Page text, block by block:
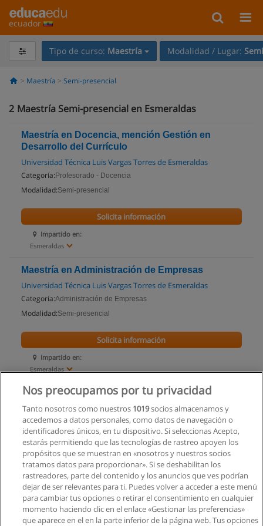
ecuador
Tipo de curso: Maestría Modalidad / Lugar:
Maestría Semi-presencial
2 Maestría Semi-presencial en Esmeraldas
Maestría en Docencia, mención Gestión en
Desarrollo del Currículo
Universidad Técnica Luis Vargas Torres de Esmeraldas
Categoría: Profesorado - Docencia
Modalidad:Semi-presencial
Impartido en:
Esmeraldas
Solicita información
Maestría en Administración de Empresas
Universidad Técnica Luis Vargas Torres de Esmeraldas
Categoría:Administración de Empresas
Modalidad:Semi-presencial
Impartido en:
Esmeraldas
Solicita información
Nos preocupamos por tu privacidad
Tanto nosotros como nuestros 1019socios almacenamos y
accedemos a datos personales, como datos de navegación o
identificadores únicos, en tu dispositivo. Si seleccionas Acepto,
estarás permitiendo que las tecnologías de rastreo apoyen los
propósitos que se muestran en «nosotros y nuestros socios
tratamos datos para proporcionar». Si se deshabilitan los
rastreadores, parte del contenido y los anuncios que ves podrían
dejar de ser relevantes para ti. Puedes volver a acceder a este menú
para cambiar tus opciones o retirar el consentimiento en cualquier
momento haciendo clic en el enlace «Gestionar las preferencias»
que aparece en el en la parte inferior de la página web. Tus opciones